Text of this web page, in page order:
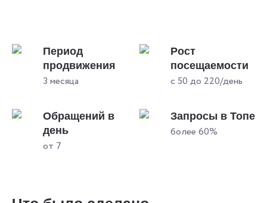
Период
продвижения
3 месяца
Рост
посещаемости
с 50 до 220/день
Обращений в
день
от 7
Запросы в Топе
более 60%